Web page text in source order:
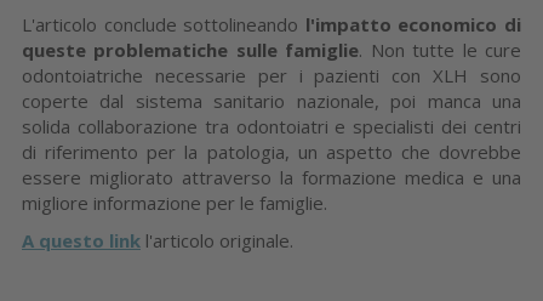
L'articolo conclude sottolineando l'impatto economico di
queste problematiche sulle famiglie. Non tutte le cure
odontoiatriche necessarie per i pazienti con XLH sono
coperte dal sistema sanitario nazionale, poi manca una
solida collaborazione tra odontoiatri e specialisti dei centri
di riferimento per la patologia, un aspetto che dovrebbe
essere migliorato attraverso la formazione medica e una
migliore informazione per le famiglie.
A questo link l'articolo originale.